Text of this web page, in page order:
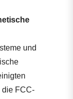
und
die FCC-